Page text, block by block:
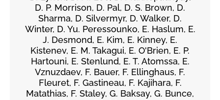
D. P. Morrison, D. Pal, D. S. Brown, D.
Sharma, D. Silvermyr, D. Walker, D.
Winter, D. Yu. Peressounko, E. Haslum, E.
J. Desmond, E. Kim, E. Kinney, E.
Kistenev, E. M. Takagui, E. O'Brien, E. P.
Hartouni, E. Stenlund, E. T. Atomssa, E.
Vznuzdaev, F. Bauer, F. Ellinghaus, F.
Fleuret, F. Gastineau, F. Kajihara, F.
Matathias, F. Staley, G. Baksay, G. Bunce,